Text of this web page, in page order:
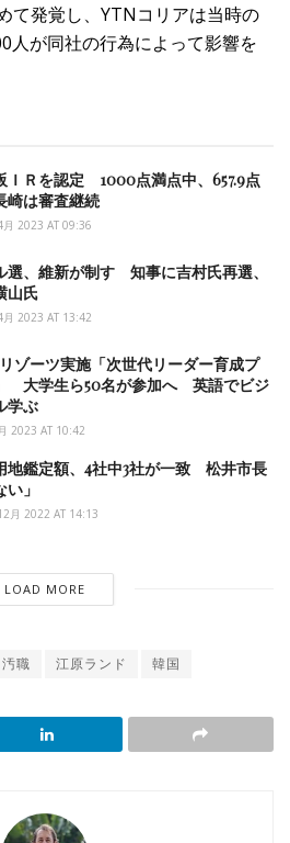
て発覚し、YTNコリアは当時の
人が同社の行為によって影響を
ＩＲを認定 1000点満点中、657.9点
は審査継続
月 2023 AT 09:36
選、維新が制す 知事に吉村氏再選、
山氏
月 2023 AT 13:42
ゾーツ実施「次世代リーダー育成プ
大学生ら50名が参加へ 英語でビジ
学ぶ
2023 AT 10:42
地鑑定額、4社中3社が一致 松井市長
い」
月 2022 AT 14:13
LOAD MORE
汚職 江原ランド 韓国